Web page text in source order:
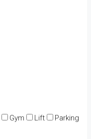
Gym Lift
Parking